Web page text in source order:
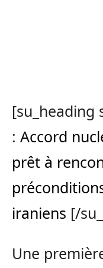
[su_heading
: Accord
prêt à
iraniens [/
Une